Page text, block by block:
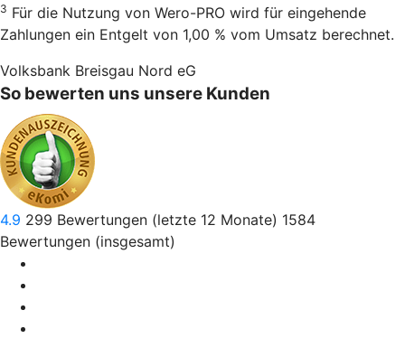
3 Für die Nutzung von Wero-PRO wird für eingehende
Zahlungen ein Entgelt von 1,00 % vom Umsatz berechnet.
Volksbank Breisgau Nord eG
So bewerten uns unsere Kunden
4.9 299 Bewertungen (letzte 12 Monate) 1584
Bewertungen (insgesamt)